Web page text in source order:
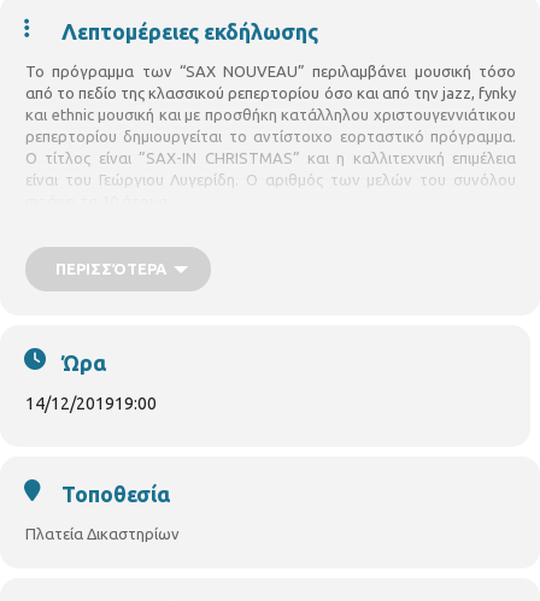
Λεπτομέρειες εκδήλωσης
Το πρόγραμμα των “SAX NOUVEAU” περιλαμβάνει μουσική τόσο
από το πεδίο της κλασσικού ρεπερτορίου όσο και από την jazz, fynky
και ethnic μουσική και με προσθήκη κατάλληλου χριστουγεννιάτικου
ρεπερτορίου δημιουργείται το αντίστοιχο εορταστικό πρόγραμμα.
Ο τίτλος είναι ”SAX-IN CHRISTMAS” και η καλλιτεχνική επιμέλεια
είναι του Γεώργιου Λυγερίδη. Ο αριθμός των μελών του συνόλου
ΠΕΡΙΣΣΌΤΕΡΑ
Ώρα
14/12/201919:00
Τοποθεσία
Πλατεία Δικαστηρίων